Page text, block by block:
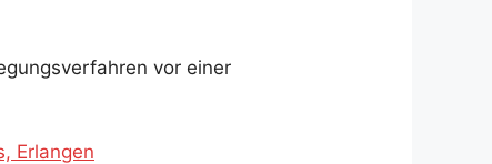
vor einer
Erlangen